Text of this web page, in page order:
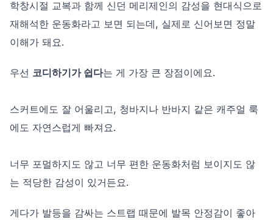
학창시절 교복과 함께 신던 메리제인의 감성을 현대식으로
재해석한 운동화라고 보면 되는데, 실제로 신어보면 정말
이해가 돼요.
우선 코디하기가 쉽다는 게 가장 큰 장점이에요.
스커트에도 잘 어울리고, 청바지나 반바지 같은 캐주얼 룩
에도 자연스럽게 빠져요.
너무 포멀하지도 않고 너무 편한 운동화처럼 보이지도 않
는 적당한 감성이 있거든요.
게다가 발등을 감싸는 스트랩 때문에 발목 안정감이 좋아